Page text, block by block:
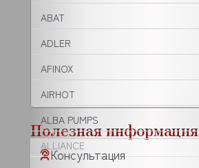
ABAT
ADLER
AFINOX
AIRHOT
ALBA PUMPS
ALLIANCE
Полезная информация
Консультация